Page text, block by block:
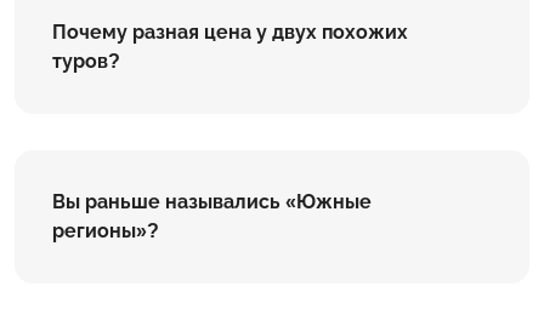
Почему разная цена у двух похожих
туров?
Вы раньше назывались «Южные
регионы»?